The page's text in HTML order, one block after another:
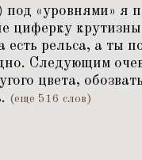
под «уровнями» я
циферку
есть рельса, а
Следующим
цвета,
(еще 516 слов)